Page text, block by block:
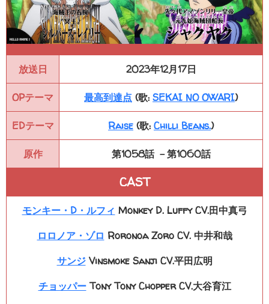
放送日 2023年12月17日
OPテーマ 最高到達点 (歌: SEKAI NO OWARI)
EDテーマ Raise (歌: Chilli Beans.)
原作 第1058話 －第1060話
CAST
モンキー・D・ルフィ Monkey D. Luffy CV.田中真弓
ロロノア・ゾロ Roronoa Zoro CV. 中井和哉
サンジVinsmoke Sanji CV.平田広明
チョッパーTony Tony Chopper CV.大谷育江